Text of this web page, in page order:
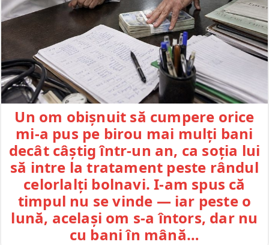
Un om obișnuit să cumpere orice
mi-a pus pe birou mai mulți bani
decât câștig într-un an, ca soția lui
să intre la tratament peste rândul
celorlalți bolnavi. I-am spus că
timpul nu se vinde — iar peste o
lună, același om s-a întors, dar nu
cu bani în mână…